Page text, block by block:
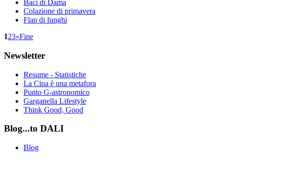
Baci di Dama
Colazione di primavera
Flan di funghi
123»Fine
Newsletter
Resume - Statistiche
La Cina è una metafora
Punto G-astronomico
Garganella Lifestyle
Think Good, Good
Blog...to DALI
Blog